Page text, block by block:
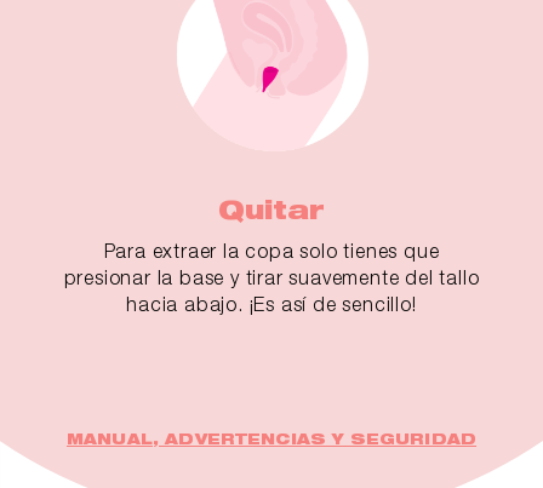
Quitar
Para extraer la copa solo tienes que
presionar la base y tirar suavemente del tallo
hacia abajo. ¡Es así de sencillo!
MANUAL, ADVERTENCIAS Y SEGURIDAD